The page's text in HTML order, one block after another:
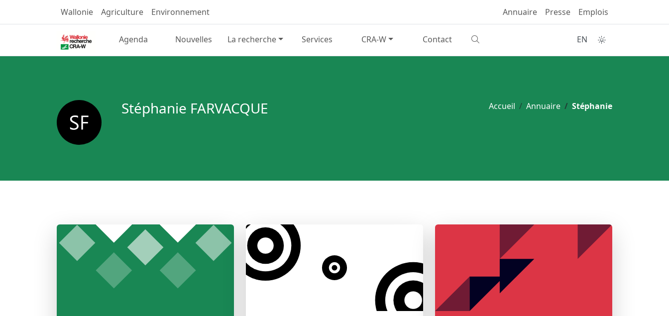
Wallonie Agriculture Environnement Annuaire Presse Emplois
Agenda Nouvelles La recherche Services CRA-W Contact EN
Accueil Annuaire Stéphanie
Stéphanie FARVACQUE